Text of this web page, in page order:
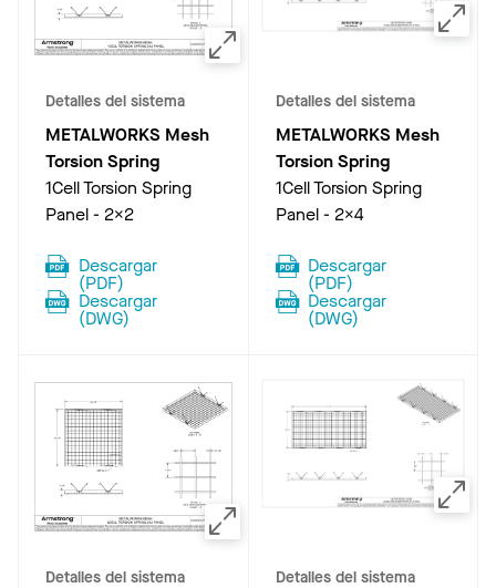
Detalles del sistema
METALWORKS Mesh
Torsion Spring
1Cell Torsion Spring
Panel - 2x2
Descargar
(PDF)
Descargar
(DWG)
Detalles del sistema
METALWORKS Mesh
Torsion Spring
1Cell Torsion Spring
Panel - 2x4
Descargar
(PDF)
Descargar
(DWG)
Detalles del sistema Detalles del sistema